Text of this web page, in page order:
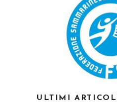
ULTIMI ARTICOLI